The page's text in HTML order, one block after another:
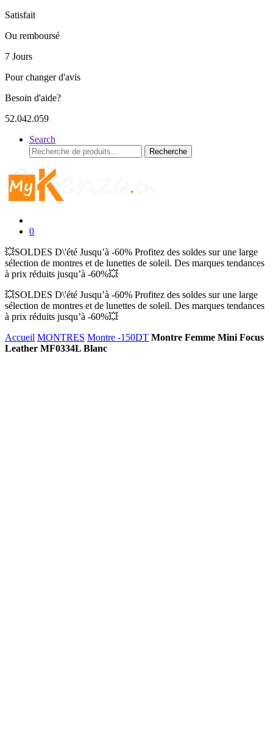
Satisfait
Ou remboursé
7 Jours
Pour changer d'avis
Besoin d'aide?
52.042.059
Search
Recherche
pour :
Recherche
0
💥SOLDES D\'été Jusqu’à -60% Profitez des soldes sur une large
sélection de montres et de lunettes de soleil. Des marques tendances
à prix réduits jusqu’à -60%💥
💥SOLDES D\'été Jusqu’à -60% Profitez des soldes sur une large
sélection de montres et de lunettes de soleil. Des marques tendances
à prix réduits jusqu’à -60%💥
Accueil MONTRES Montre -150DT Montre Femme Mini Focus
Leather MF0334L Blanc